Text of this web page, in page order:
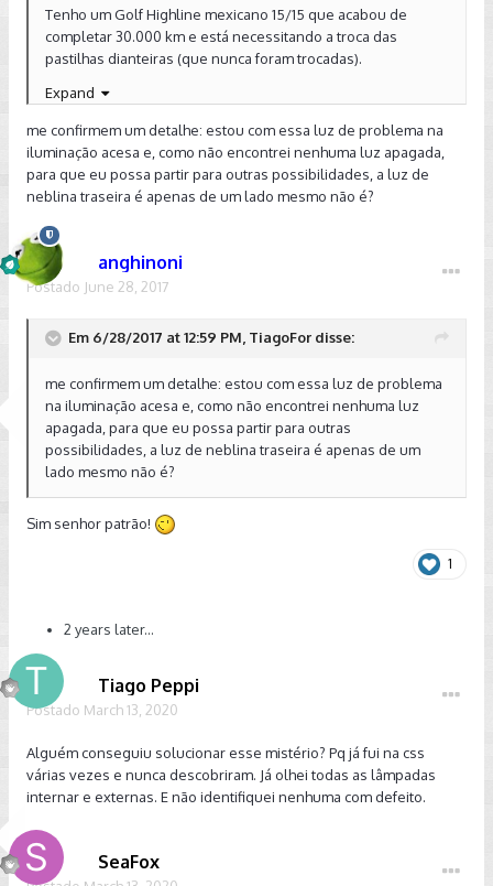
Tenho um Golf Highline mexicano 15/15 que acabou de
completar 30.000 km e está necessitando a troca das
pastilhas dianteiras (que nunca foram trocadas).
Um detalhe que me chamou a atenção, é que o veículo não
possui sensor de desgaste de pastilha, nem sequer o
chicote elétrico.
Na concessionaria estão pedindo R$910,00 (peça e mão de
obra).
Não sei a marca das pastilhas originais, as traseiras são trw,
Alguém poderia me dar alguma dica? Estou achando
R$910,00 muito caro.
Expand
me confirmem um detalhe: estou com essa luz de problema na
iluminação acesa e, como não encontrei nenhuma luz apagada,
para que eu possa partir para outras possibilidades, a luz de
neblina traseira é apenas de um lado mesmo não é?
anghinoni
Postado June 28, 2017
Em 6/28/2017 at 12:59 PM, TiagoFor disse:
me confirmem um detalhe: estou com essa luz de problema
na iluminação acesa e, como não encontrei nenhuma luz
apagada, para que eu possa partir para outras
possibilidades, a luz de neblina traseira é apenas de um
lado mesmo não é?
Sim senhor patrão!
1
2 years later...
Tiago Peppi
Postado March 13, 2020
Alguém conseguiu solucionar esse mistério? Pq já fui na css
várias vezes e nunca descobriram. Já olhei todas as lâmpadas
internar e externas. E não identifiquei nenhuma com defeito.
SeaFox